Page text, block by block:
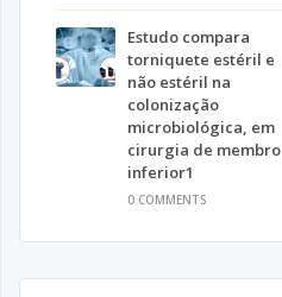
Estudo compara
torniquete estéril e
não estéril na
colonização
microbiológica, em
cirurgia de membro
inferior1
0 COMMENTS